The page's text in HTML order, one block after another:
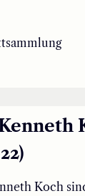
Koch